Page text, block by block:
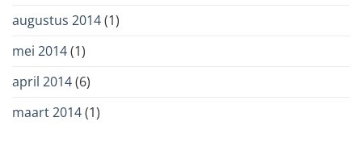
augustus 2014(1)
mei 2014(1)
april 2014(6)
maart 2014(1)